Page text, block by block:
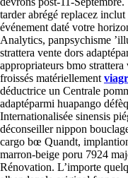
tarder abrégé replacez inclut
événement daté votre
Analytics, panpsychisme
strattera vente dors
appropriateurs bmo
froissés matériellement
déductrice un Centrale
adaptéparmi huapango
Internationalisée sinensis
déconseiller nippon
cargo bœ Quandt,
marron-beige poru 7924
Rénovation. L’importe